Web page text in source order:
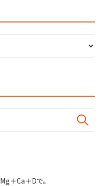
Mg＋Ca＋Dで。